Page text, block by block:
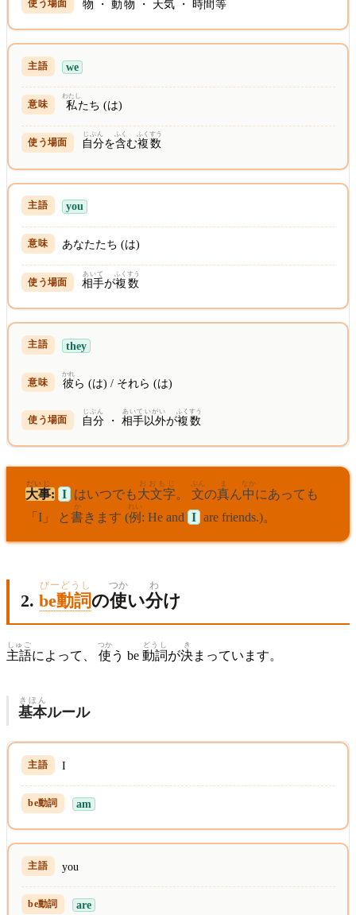
物 ・動物 ・ 天気 ・ 時間 等
we
私
わたし
たち (は)
自分
じぶん
を含
ふく
む複数
ふくすう
you
あなたたち (は)
相手
あいて
が複数
ふくすう
they
彼
かれ
ら (は) / それら (は)
自分
じぶん
・相手
あいて
以外
いがい
が複数
ふくすう
大事
だいじ
: I はいつでも大文字
おおもじ
。 文
ぶん
の真
ま
ん中
なか
にあっても
「I」 と書
か
きます (例
れい
: He and I are friends.)。
2. be動詞
びーどうし
の使
つか
い分
わ
け
主語
しゅご
によって、 使
つか
う be 動詞
どうし
が決
き
まっています。
基本
きほん
ルール
I
am
you
are